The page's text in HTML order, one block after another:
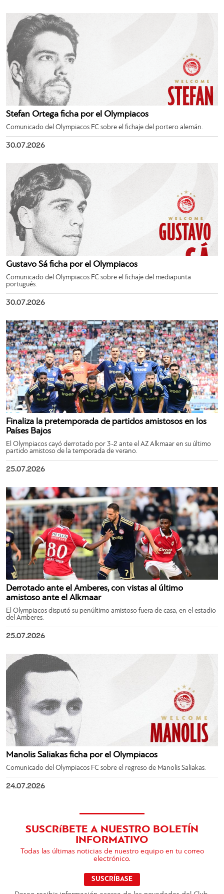
Stefan Ortega ficha por el Olympiacos
Comunicado del Olympiacos FC sobre el fichaje del portero alemán.
30.07.2026
Gustavo Sá ficha por el Olympiacos
Comunicado del Olympiacos FC sobre el fichaje del mediapunta
portugués.
30.07.2026
Finaliza la pretemporada de partidos amistosos en los
Países Bajos
El Olympiacos cayó derrotado por 3-2 ante el AZ Alkmaar en su último
partido amistoso de la temporada de verano.
25.07.2026
Derrotado ante el Amberes, con vistas al último
amistoso ante el Alkmaar
El Olympiacos disputó su penúltimo amistoso fuera de casa, en el estadio
del Amberes.
25.07.2026
Manolis Saliakas ficha por el Olympiacos
Comunicado del Olympiacos FC sobre el regreso de Manolis Saliakas.
24.07.2026
SUSCRíBETE A NUESTRO BOLETÍN
INFORMATIVO
Todas las últimas noticias de nuestro equipo en tu correo
electrónico.
SUSCRÍBASE